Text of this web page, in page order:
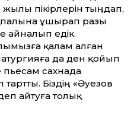
пікірлерін тыңдап,
ұшырап разы
айналып едік.
қалам алған
да ден қойып
пьесам сахнада
Біздің «Әуезов
айтуға толық